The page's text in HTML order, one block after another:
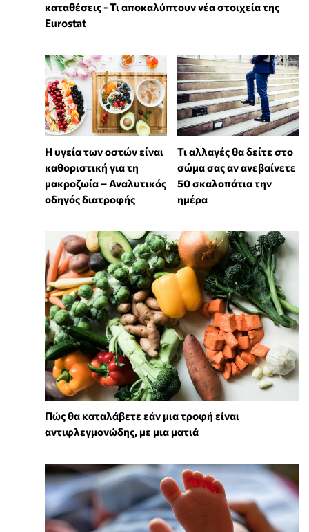
καταθέσεις - Τι αποκαλύπτουν νέα στοιχεία της
Eurostat
Η υγεία των οστών είναι
καθοριστική για τη
μακροζωία – Αναλυτικός
οδηγός διατροφής
Τι αλλαγές θα δείτε στο
σώμα σας αν ανεβαίνετε
50 σκαλοπάτια την
ημέρα
Πώς θα καταλάβετε εάν μια τροφή είναι
αντιφλεγμονώδης, με μια ματιά